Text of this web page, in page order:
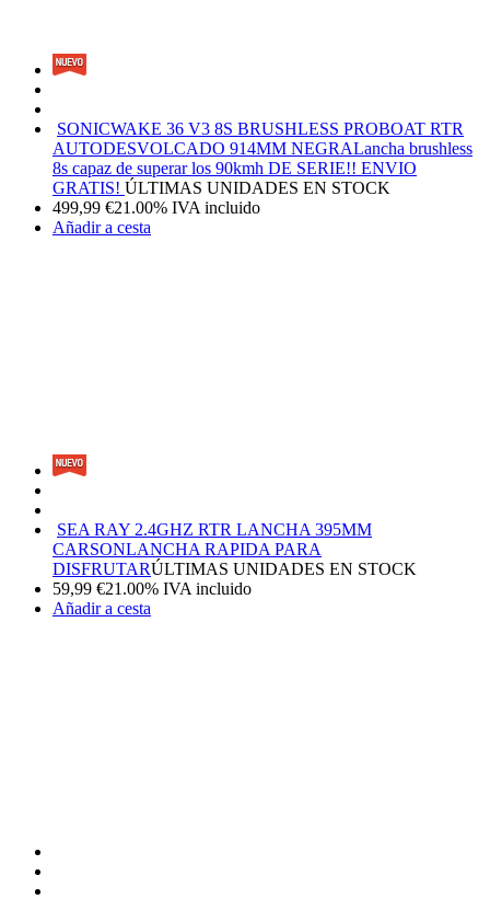
SONICWAKE 36 V3 8S BRUSHLESS PROBOAT RTR
AUTODESVOLCADO 914MM NEGRALancha brushless
8s capaz de superar los 90kmh DE SERIE!! ENVIO
GRATIS! ÚLTIMAS UNIDADES EN STOCK
499,99 €21.00% IVA incluido
Añadir a cesta
SEA RAY 2.4GHZ RTR LANCHA 395MM
CARSONLANCHA RAPIDA PARA
DISFRUTARÚLTIMAS UNIDADES EN STOCK
59,99 €21.00% IVA incluido
Añadir a cesta